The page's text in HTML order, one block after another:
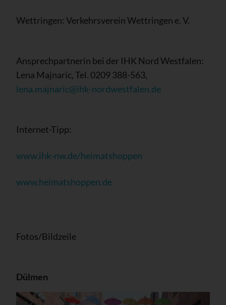
Wettringen: Verkehrsverein Wettringen e. V.
Ansprechpartnerin bei der IHK Nord Westfalen:
Lena Majnaric, Tel. 0209 388-563,
lena.majnaric@ihk-nordwestfalen.de
Internet-Tipp:
www.ihk-nw.de/heimatshoppen
www.heimatshoppen.de
Fotos/Bildzeile
Dülmen